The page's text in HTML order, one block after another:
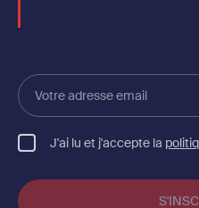
Votre
adresse
email
J'ai lu et j'accepte la